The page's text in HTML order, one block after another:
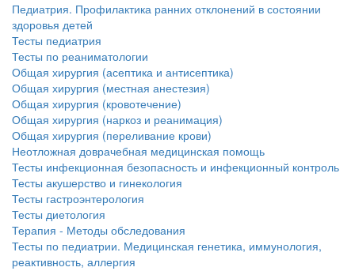
Педиатрия. Профилактика ранних отклонений в состоянии
здоровья детей
Тесты педиатрия
Тесты по реаниматологии
Общая хирургия (асептика и антисептика)
Общая хирургия (местная анестезия)
Общая хирургия (кровотечение)
Общая хирургия (наркоз и реанимация)
Общая хирургия (переливание крови)
Неотложная доврачебная медицинская помощь
Тесты инфекционная безопасность и инфекционный контроль
Тесты акушерство и гинекология
Тесты гастроэнтерология
Тесты диетология
Терапия - Методы обследования
Тесты по педиатрии. Медицинская генетика, иммунология,
реактивность, аллергия